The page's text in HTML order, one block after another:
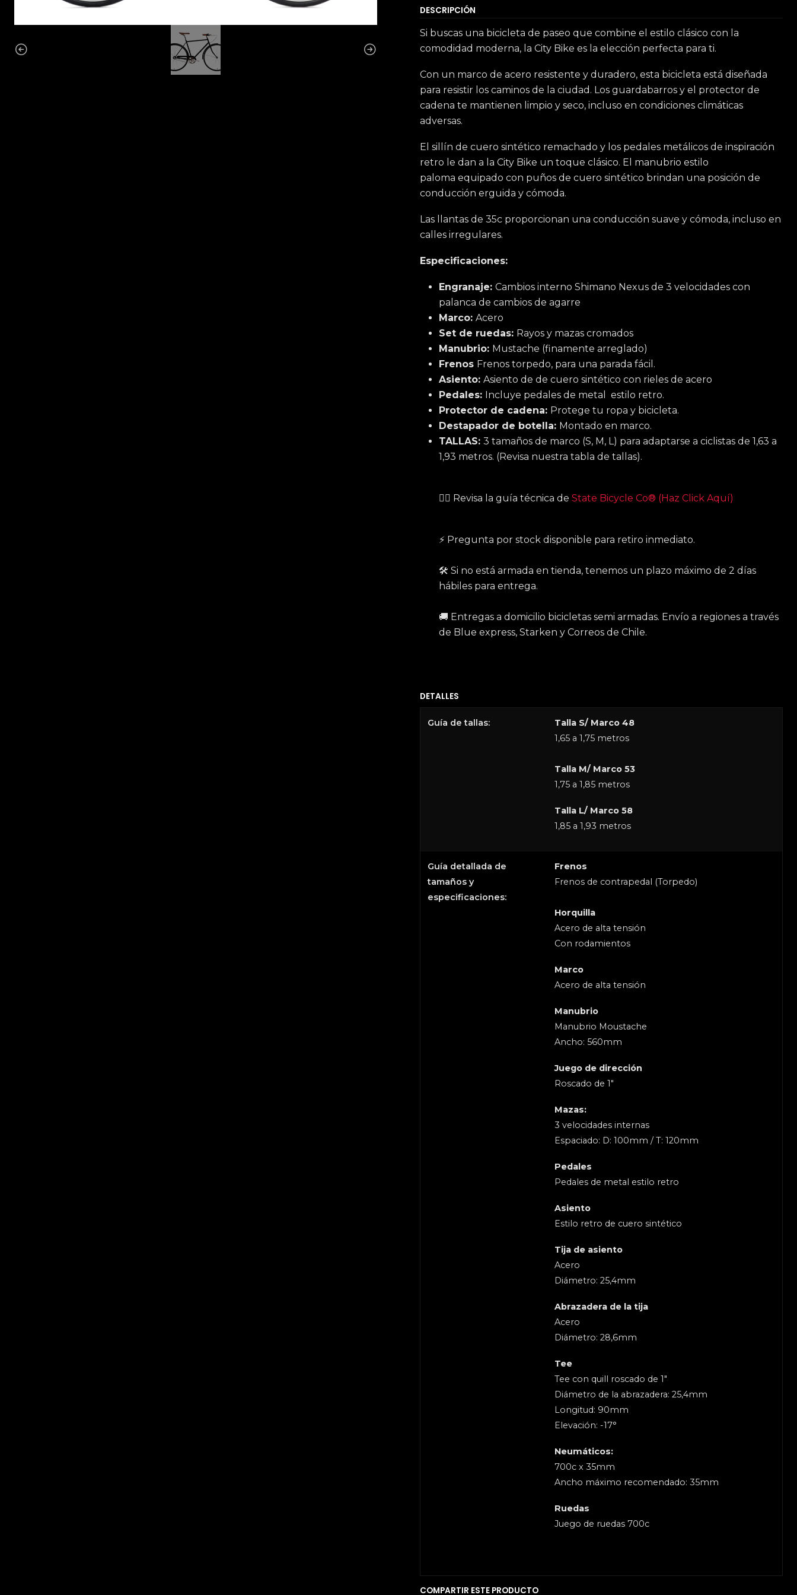
DESCRIPCIÓN
Si buscas una bicicleta de paseo que combine el estilo clásico con la
comodidad moderna, la City Bike es la elección perfecta para ti.
Con un marco de acero resistente y duradero, esta bicicleta está diseñada
para resistir los caminos de la ciudad. Los guardabarros y el protector de
cadena te mantienen limpio y seco, incluso en condiciones climáticas
adversas.
El sillín de cuero sintético remachado y los pedales metálicos de inspiración
retro le dan a la City Bike un toque clásico. El manubrio estilo
paloma equipado con puños de cuero sintético brindan una posición de
conducción erguida y cómoda.
Las llantas de 35c proporcionan una conducción suave y cómoda, incluso en
calles irregulares.
Especificaciones:
Engranaje: Cambios interno Shimano Nexus de 3 velocidades con
palanca de cambios de agarre
Marco: Acero
Set de ruedas: Rayos y mazas cromados
Manubrio: Mustache (finamente arreglado)
Frenos Frenos torpedo, para una parada fácil.
Asiento: Asiento de de cuero sintético con rieles de acero
Pedales: Incluye pedales de metal estilo retro.
Protector de cadena: Protege tu ropa y bicicleta.
Destapador de botella: Montado en marco.
TALLAS: 3 tamaños de marco (S, M, L) para adaptarse a ciclistas de 1,63 a
1,93 metros. (Revisa nuestra tabla de tallas).
☝🏻 Revisa la guía técnica de State Bicycle Co® (Haz Click Aquí)
⚡️ Pregunta por stock disponible para retiro inmediato.
🛠 Si no está armada en tienda, tenemos un plazo máximo de 2 días
hábiles para entrega.
🚚 Entregas a domicilio bicicletas semi armadas. Envío a regiones a través
de Blue express, Starken y Correos de Chile.
DETALLES
Guía de tallas:
Talla S/ Marco 48
1,65 a 1,75 metros
Talla M/ Marco 53
1,75 a 1,85 metros
Talla L/ Marco 58
1,85 a 1,93 metros
Guía detallada de
tamaños y
especificaciones:
Frenos
Frenos de contrapedal (Torpedo)
Horquilla
Acero de alta tensión
Con rodamientos
Marco
Acero de alta tensión
Manubrio
Manubrio Moustache
Ancho: 560mm
Juego de dirección
Roscado de 1"
Mazas:
3 velocidades internas
Espaciado: D: 100mm / T: 120mm
Pedales
Pedales de metal estilo retro
Asiento
Estilo retro de cuero sintético
Tija de asiento
Acero
Diámetro: 25,4mm
Abrazadera de la tija
Acero
Diámetro: 28,6mm
Tee
Tee con quill roscado de 1"
Diámetro de la abrazadera: 25,4mm
Longitud: 90mm
Elevación: -17°
Neumáticos:
700c x 35mm
Ancho máximo recomendado: 35mm
Ruedas
Juego de ruedas 700c
COMPARTIR ESTE PRODUCTO